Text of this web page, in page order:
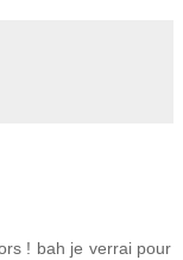
! bah je verrai pour